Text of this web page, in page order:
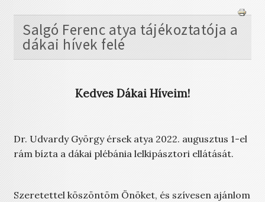
Salgó Ferenc atya tájékoztatója a
dákai hívek felé
Kedves Dákai Híveim!
Dr. Udvardy György érsek atya 2022. augusztus 1-el
rám bízta a dákai plébánia lelkipásztori ellátását.
Szeretettel köszöntöm Önöket, és szívesen ajánlom